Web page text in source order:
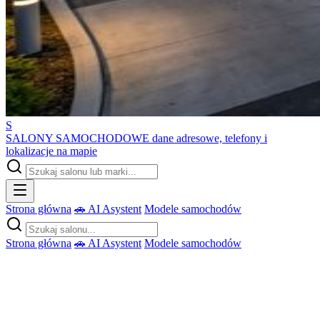
S
SALONY SAMOCHODOWE dane adresowe, telefony i
lokalizacje na mapie
Strona główna 🚗 AI Asystent Modele samochodów
Strona główna 🚗 AI Asystent Modele samochodów